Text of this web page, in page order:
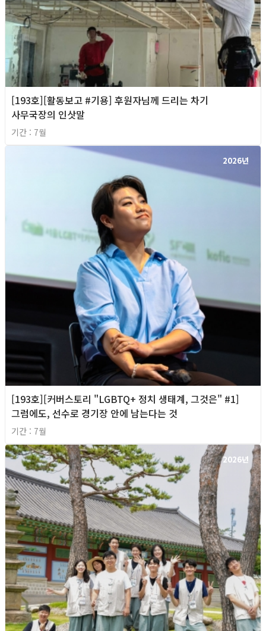
[193호][활동보고 #기용] 후원자님께 드리는 차기
사무국장의 인삿말
기간 : 7월
2026년
[193호][커버스토리 "LGBTQ+ 정치 생태계, 그것은" #1]
그럼에도, 선수로 경기장 안에 남는다는 것
기간 : 7월
2026년